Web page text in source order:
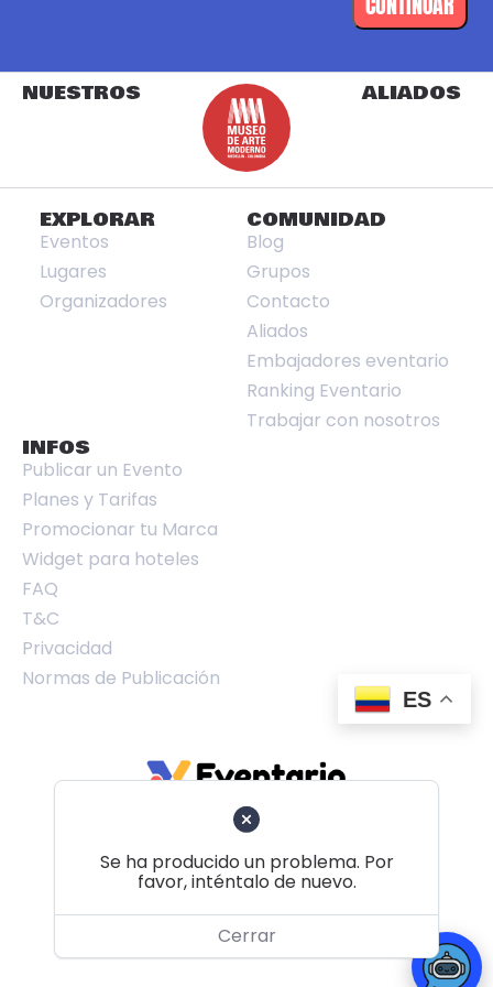
NUESTROS ALIADOS
ES
EXPLORAR
Eventos
Lugares
Organizadores
COMUNIDAD
Blog
Grupos
Contacto
Aliados
Embajadores eventario
Ranking Eventario
Trabajar con nosotros
INFOS
Publicar un Evento
Planes y Tarifas
Promocionar tu Marca
Widget para hoteles
FAQ
T&C
Privacidad
Normas de Publicación
Volver al principio
© 2026 Eventario Colombia SAS
Se ha producido un problema. Por
favor, inténtalo de nuevo.
Cerrar